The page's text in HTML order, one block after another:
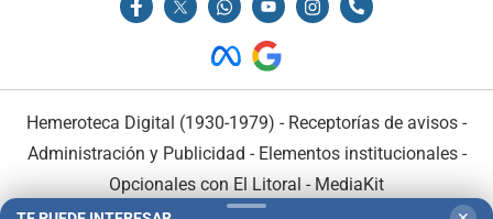
Hemeroteca Digital (1930-1979) - Receptorías de avisos -
Administración y Publicidad - Elementos institucionales-
Opcionales con El Litoral - MediaKit